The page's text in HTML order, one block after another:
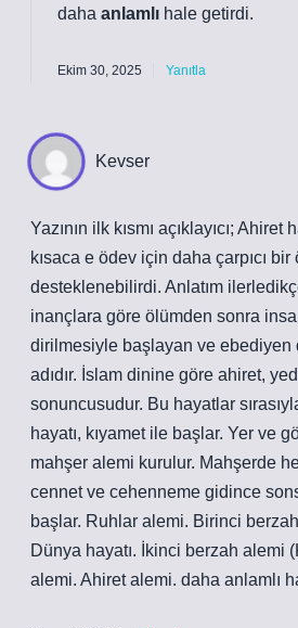
daha anlamlı hale getirdi.
Ekim 30, 2025 Yanıtla
Kevser
Yazının ilk kısmı açıklayıcı; Ahiret
kısaca e ödev için daha çarpıcı bir
desteklenebilirdi. Anlatım
inançlara göre ölümden sonra
dirilmesiyle başlayan ve ebediyen
adıdır. İslam dinine göre ahiret,
sonuncusudur. Bu hayatlar
hayatı, kıyamet ile başlar. Yer ve
mahşer alemi kurulur. Mahşerde
cennet ve cehenneme gidince
başlar. Ruhlar alemi. Birinci
Dünya hayatı. İkinci berzah alemi
alemi. Ahiret alemi. daha anlamlı